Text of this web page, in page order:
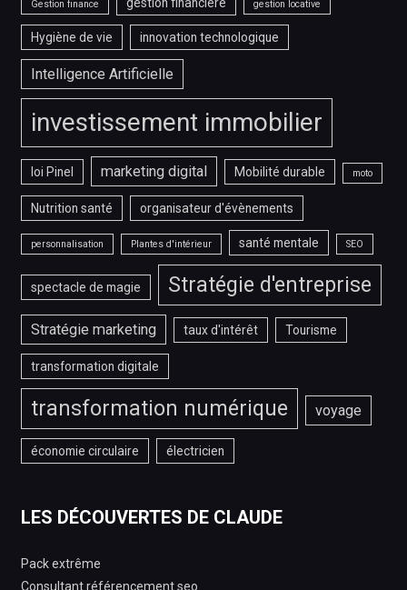
Gestion finance gestion locative
Hygiène de vie innovation technologique
Intelligence Artificielle
investissement immobilier
loi Pinel marketing digital Mobilité durable moto
Nutrition santé organisateur d'évènements
personnalisation Plantes d'intérieur santé mentale SEO
spectacle de magie Stratégie d'entreprise
Stratégie marketing taux d'intérêt Tourisme
transformation digitale
transformation numérique voyage
économie circulaire électricien
LES DÉCOUVERTES DE CLAUDE
Pack extrême
Consultant référencement seo